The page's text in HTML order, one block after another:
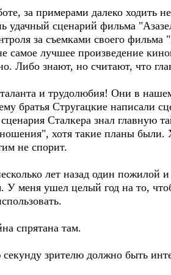
за примерами далеко ходить
удачный сценарий фильма
за съемками своего
самое лучшее произведение
Либо знают, но считают, что
и трудолюбия! Они в
братья Стругацкие написали
Сталкера знал главную
хотя такие планы были.
не спорит.
лет назад один пожилой
У меня ушел целый год на то,
спрятана там.
зрителю должно быть